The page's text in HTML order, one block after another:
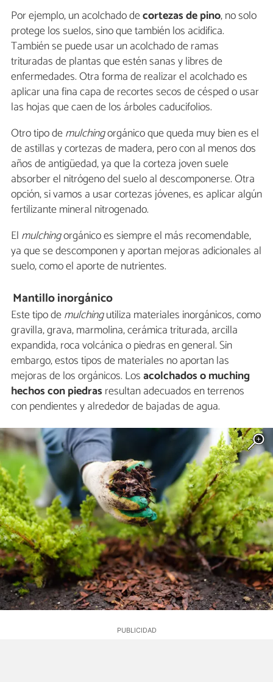
Por ejemplo, un acolchado decortezas de pino, no solo
protege los suelos, sino que también los acidifica.
También se puede usar un acolchado de ramas
trituradas de plantas que estén sanas y libres de
enfermedades. Otra forma de realizar el acolchado es
aplicar una fina capa de recortes secos de césped o usar
las hojas que caen de los árboles caducifolios.
Otro tipo demulchingorgánico que queda muy bien es el
de astillas y cortezas de madera, pero con al menos dos
años de antigüedad, ya que la corteza joven suele
absorber el nitrógeno del suelo al descomponerse. Otra
opción, si vamos a usar cortezas jóvenes, es aplicar algún
fertilizante mineral nitrogenado.
El mulchingorgánico es siempre el más recomendable,
ya que se descomponen y aportan mejoras adicionales al
suelo, como el aporte de nutrientes.
Mantillo inorgánico
Este tipo demulchingutiliza materiales inorgánicos, como
gravilla, grava, marmolina, cerámica triturada, arcilla
expandida, roca volcánica o piedras en general. Sin
embargo, estos tipos de materiales no aportan las
mejoras de los orgánicos. Losacolchados o muching
hechos con piedras resultan adecuados en terrenos
con pendientes y alrededor de bajadas de agua.